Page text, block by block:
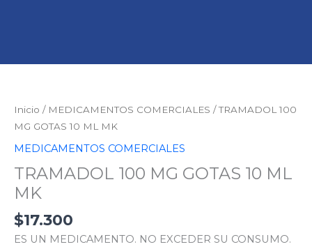
Inicio / MEDICAMENTOS COMERCIALES / TRAMADOL 100
MG GOTAS 10 ML MK
MEDICAMENTOS COMERCIALES
TRAMADOL 100 MG GOTAS 10 ML
MK
$17.300
ES UN MEDICAMENTO. NO EXCEDER SU CONSUMO.
MG
GOTAS
ML
MK
cantidad